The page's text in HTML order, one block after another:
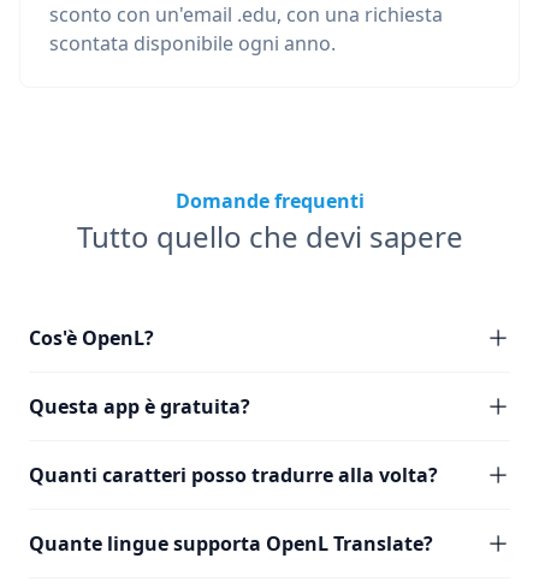
sconto con un'email .edu, con una richiesta
scontata disponibile ogni anno.
Domande frequenti
Tutto quello che devi sapere
Cos'è OpenL?
Questa app è gratuita?
Quanti caratteri posso tradurre alla volta?
Quante lingue supporta OpenL Translate?